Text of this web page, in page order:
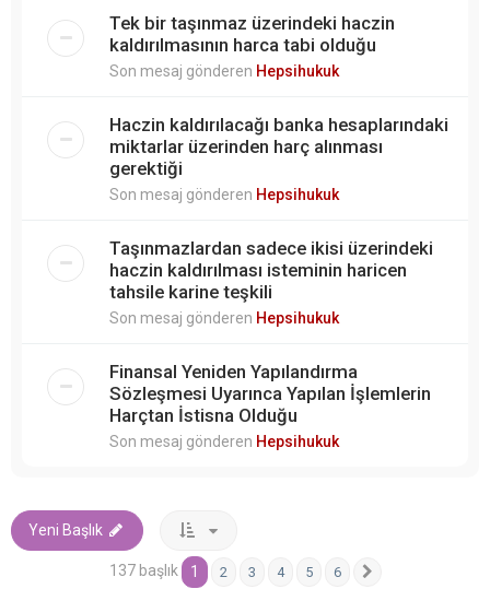
Tek bir taşınmaz üzerindeki haczin
kaldırılmasının harca tabi olduğu
Son mesaj gönderen Hepsihukuk
Haczin kaldırılacağı banka hesaplarındaki
miktarlar üzerinden harç alınması
gerektiği
Son mesaj gönderen Hepsihukuk
Taşınmazlardan sadece ikisi üzerindeki
haczin kaldırılması isteminin haricen
tahsile karine teşkili
Son mesaj gönderen Hepsihukuk
Finansal Yeniden Yapılandırma
Sözleşmesi Uyarınca Yapılan İşlemlerin
Harçtan İstisna Olduğu
Son mesaj gönderen Hepsihukuk
Yeni Başlık
137 başlık 1 2 3 4 5 6